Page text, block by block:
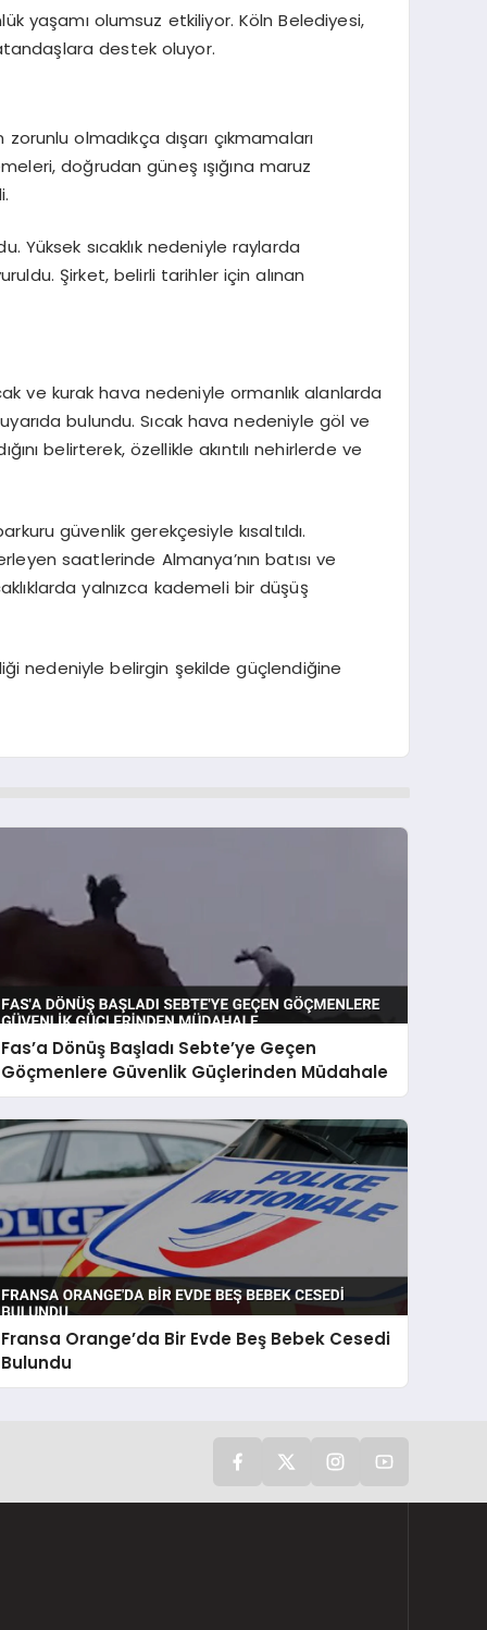
yaşamı olumsuz etkiliyor. Köln Belediyesi,
destek oluyor.
olmadıkça dışarı çıkmamaları
doğrudan güneş ışığına maruz
Yüksek sıcaklık nedeniyle raylarda
Şirket, belirli tarihler için alınan
ve kurak hava nedeniyle ormanlık alanlarda
bulundu. Sıcak hava nedeniyle göl ve
belirterek, özellikle akıntılı nehirlerde ve
güvenlik gerekçesiyle kısaltıldı.
saatlerinde Almanya’nın batısı ve
yalnızca kademeli bir düşüş
nedeniyle belirgin şekilde güçlendiğine
Fas’a Dönüş Başladı Sebte’ye Geçen
Göçmenlere Güvenlik Güçlerinden Müdahale
Fransa Orange’da Bir Evde Beş Bebek Cesedi
Bulundu